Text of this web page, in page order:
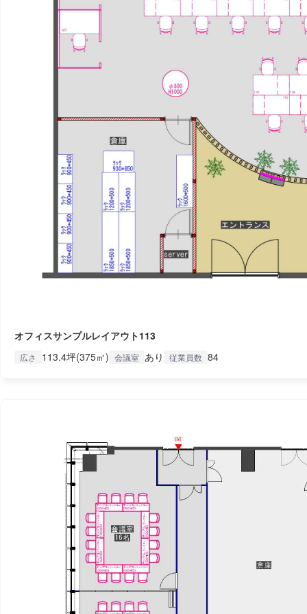
オフィスサンプルレイアウト113
広さ 113.4坪(375㎡) 会議室 あり 従業員数 84